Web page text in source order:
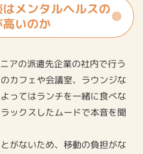
メンタルヘルスの
いのか
アの派遣先企業の社内で行う
カフェや会議室、ラウンジな
ってはランチを一緒に食べな
ックスしたムードで本音を聞
がないため、移動の負担がな